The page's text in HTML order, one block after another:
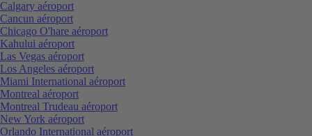
Calgary aéroport
Cancun aéroport
Chicago O'hare aéroport
Kahului aéroport
Las Vegas aéroport
Los Angeles aéroport
Miami International aéroport
Montreal aéroport
Montreal Trudeau aéroport
New York aéroport
Orlando International aéroport